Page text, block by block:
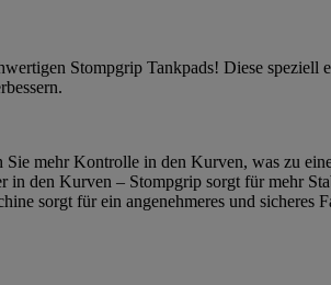
Stompgrip Tankpads! Diese
mehr Kontrolle in den Kurven, was zu
den Kurven – Stompgrip sorgt für mehr
sorgt für ein angenehmeres und sicheres